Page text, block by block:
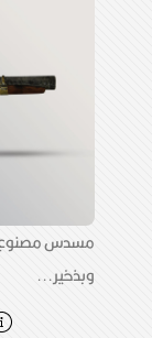
مسدس مصنوع
وبذخير...